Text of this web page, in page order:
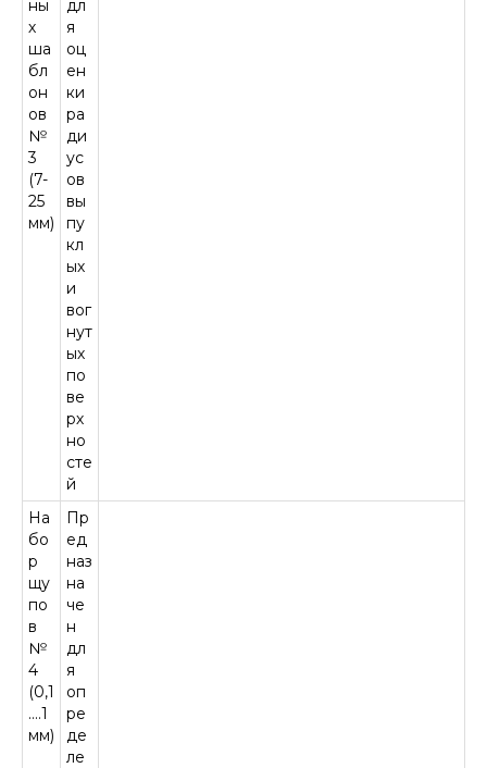
ны
х
ша
бл
он
ов
№
3
(7-
25
мм)
дл
я
оц
ен
ки
ра
ди
ус
ов
вы
пу
кл
ых
и
вог
нут
ых
по
ве
рх
но
сте
й
На
бо
р
щу
по
в
№
4
(0,1
....1
мм)
Пр
ед
наз
на
че
н
дл
я
оп
ре
де
ле